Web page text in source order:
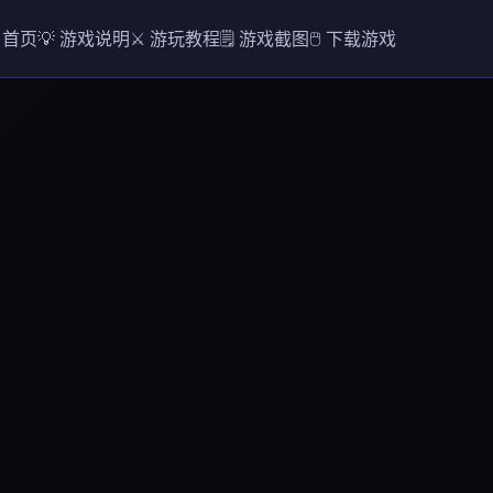
页💡 游戏说明⚔️ 游玩教程🗒️ 游戏截图🖱️ 下载游戏